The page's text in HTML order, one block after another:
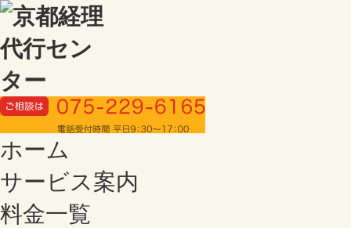
ホーム
サービス案内
料金一覧